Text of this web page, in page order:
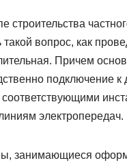
строительства
вопрос, как
Причем
подключение
соответствующими
электропередач.
занимающиеся